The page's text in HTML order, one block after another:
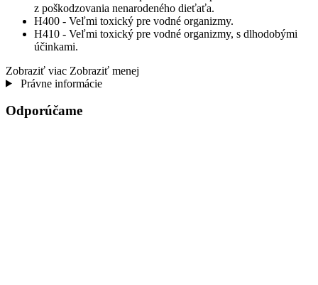
z poškodzovania nenarodeného dieťaťa.
H400 - Veľmi toxický pre vodné organizmy.
H410 - Veľmi toxický pre vodné organizmy, s dlhodobými
účinkami.
Zobraziť viac Zobraziť menej
Právne informácie
Odporúčame